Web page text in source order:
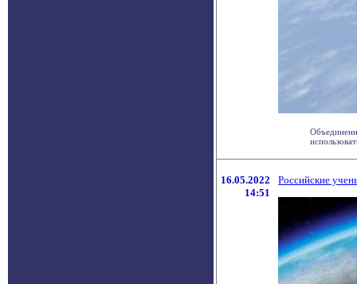
16.05.2022
14:51
Российские